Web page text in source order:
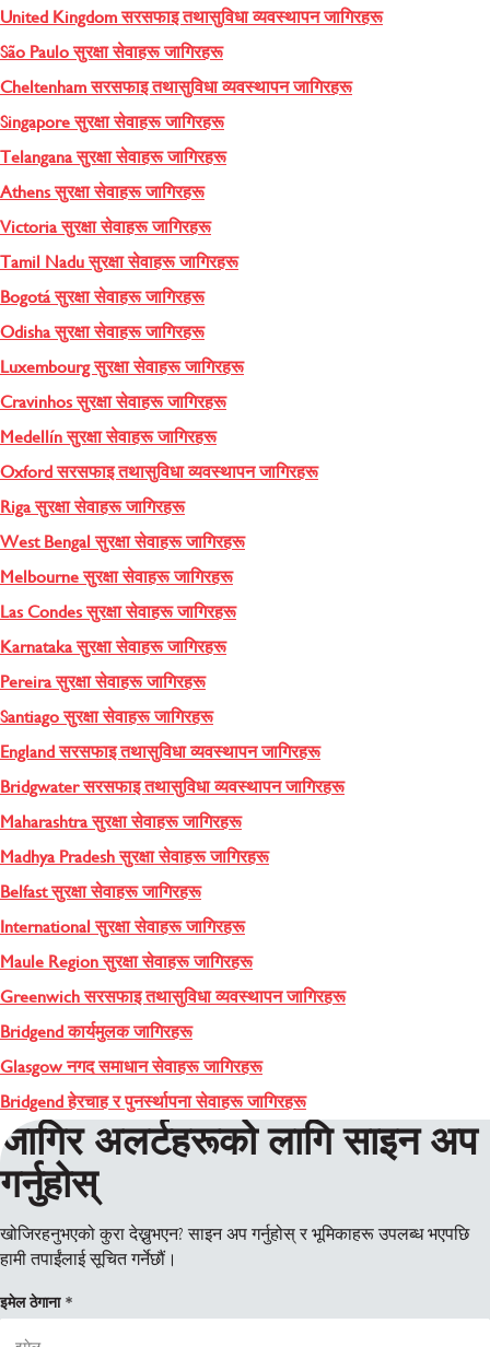
United Kingdom सरसफाइ तथासुविधा व्यवस्थापन जागिरहरू
São Paulo सुरक्षा सेवाहरू जागिरहरू
Cheltenham सरसफाइ तथासुविधा व्यवस्थापन जागिरहरू
Singapore सुरक्षा सेवाहरू जागिरहरू
Telangana सुरक्षा सेवाहरू जागिरहरू
Athens सुरक्षा सेवाहरू जागिरहरू
Victoria सुरक्षा सेवाहरू जागिरहरू
Tamil Nadu सुरक्षा सेवाहरू जागिरहरू
Bogotá सुरक्षा सेवाहरू जागिरहरू
Odisha सुरक्षा सेवाहरू जागिरहरू
Luxembourg सुरक्षा सेवाहरू जागिरहरू
Cravinhos सुरक्षा सेवाहरू जागिरहरू
Medellín सुरक्षा सेवाहरू जागिरहरू
Oxford सरसफाइ तथासुविधा व्यवस्थापन जागिरहरू
Riga सुरक्षा सेवाहरू जागिरहरू
West Bengal सुरक्षा सेवाहरू जागिरहरू
Melbourne सुरक्षा सेवाहरू जागिरहरू
Las Condes सुरक्षा सेवाहरू जागिरहरू
Karnataka सुरक्षा सेवाहरू जागिरहरू
Pereira सुरक्षा सेवाहरू जागिरहरू
Santiago सुरक्षा सेवाहरू जागिरहरू
England सरसफाइ तथासुविधा व्यवस्थापन जागिरहरू
Bridgwater सरसफाइ तथासुविधा व्यवस्थापन जागिरहरू
Maharashtra सुरक्षा सेवाहरू जागिरहरू
Madhya Pradesh सुरक्षा सेवाहरू जागिरहरू
Belfast सुरक्षा सेवाहरू जागिरहरू
International सुरक्षा सेवाहरू जागिरहरू
Maule Region सुरक्षा सेवाहरू जागिरहरू
Greenwich सरसफाइ तथासुविधा व्यवस्थापन जागिरहरू
Bridgend कार्यमुलक जागिरहरू
Glasgow नगद समाधान सेवाहरू जागिरहरू
Bridgend हेरचाह र पुनर्स्थापना सेवाहरू जागिरहरू
जागिर अलर्टहरूको लागि साइन अप
गर्नुहोस्
खोजिरहनुभएको कुरा देख्नुभएन? साइन अप गर्नुहोस् र भूमिकाहरू उपलब्ध भएपछि
हामी तपाईंलाई सूचित गर्नेछौं।
इमेल ठेगाना